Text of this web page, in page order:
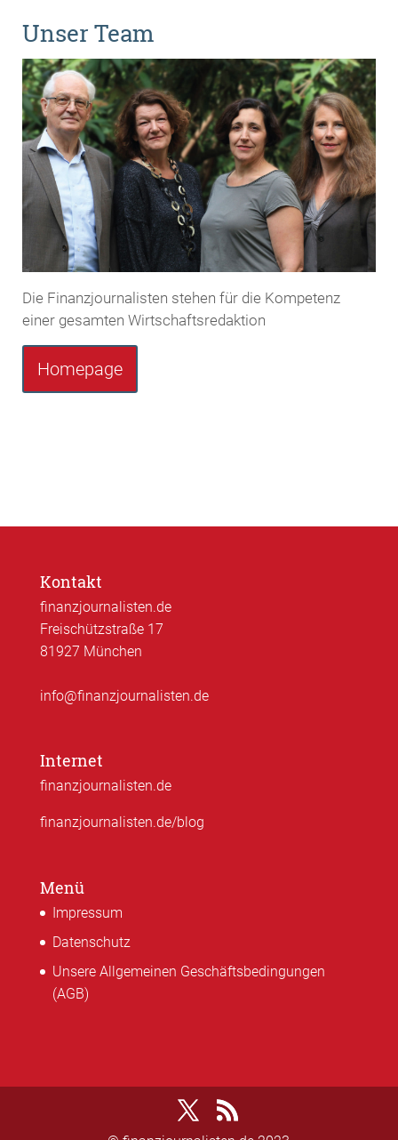
Unser Team
Die Finanzjournalisten stehen für die Kompetenz
einer gesamten Wirtschaftsredaktion
Homepage
Kontakt
finanzjournalisten.de
Freischützstraße 17
81927 München
info@finanzjournalisten.de
Internet
finanzjournalisten.de
finanzjournalisten.de/blog
Menü
Impressum
Datenschutz
Unsere Allgemeinen Geschäftsbedingungen
(AGB)